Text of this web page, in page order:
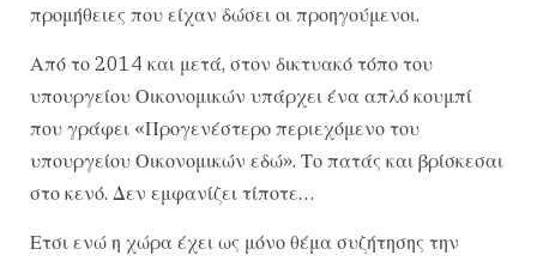
προμήθειες που είχαν δώσει οι προηγούμενοι.
Από το 2014 και μετά, στον δικτυακό τόπο του
υπουργείου Οικονομικών υπάρχει ένα απλό κουμπί
που γράφει «Προγενέστερο περιεχόμενο του
υπουργείου Οικονομικών εδώ». Το πατάς και βρίσκεσαι
στο κενό. Δεν εμφανίζει τίποτε…
Ετσι ενώ η χώρα έχει ως μόνο θέμα συζήτησης την